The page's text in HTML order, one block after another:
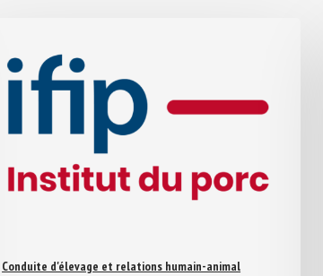
Conduite d'élevage et relations humain-animal